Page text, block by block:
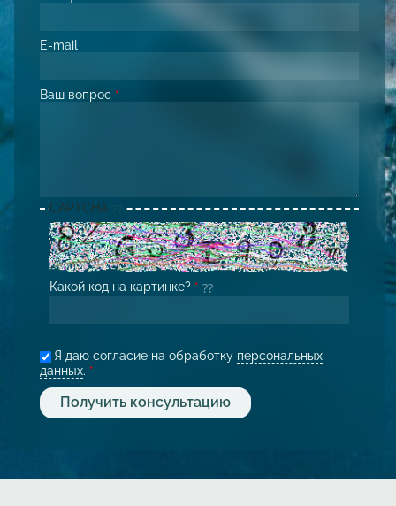
E-mail
Ваш вопрос *
CAPTCHA
Какой код на картинке? *
Я даю согласие на обработку персональных
данных. *